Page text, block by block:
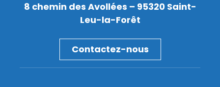
8 chemin des Avollées – 95320 Saint-
Leu-la-Forêt
Contactez-nous